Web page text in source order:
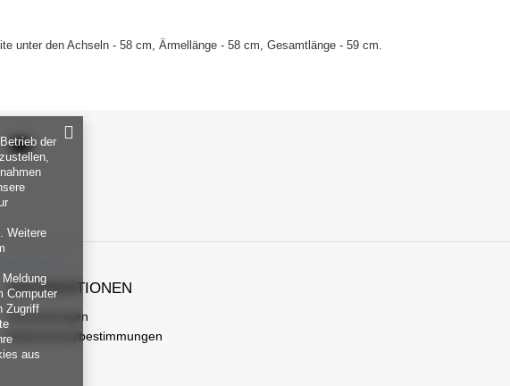
unter den Achseln - 58 cm, Ärmellänge - 58 cm, Gesamtlänge - 59 cm.
INFORMATIONEN
Verordnungen
Datenschutzbestimmungen
der
. Weitere
Computer
Zugriff
aus